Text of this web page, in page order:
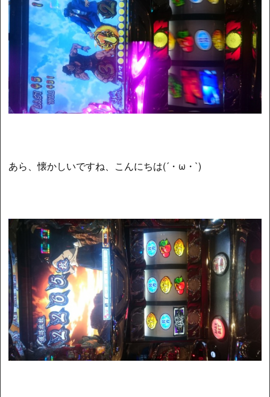
あら、懐かしいですね、こんにちは(´・ω・`)